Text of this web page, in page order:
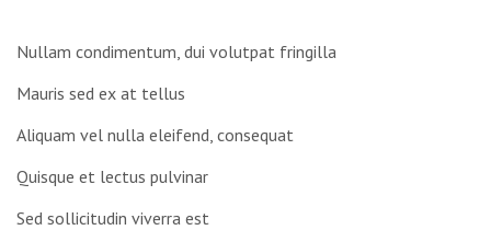
Nullam condimentum, dui volutpat fringilla
Mauris sed ex at tellus
Aliquam vel nulla eleifend, consequat
Quisque et lectus pulvinar
Sed sollicitudin viverra est